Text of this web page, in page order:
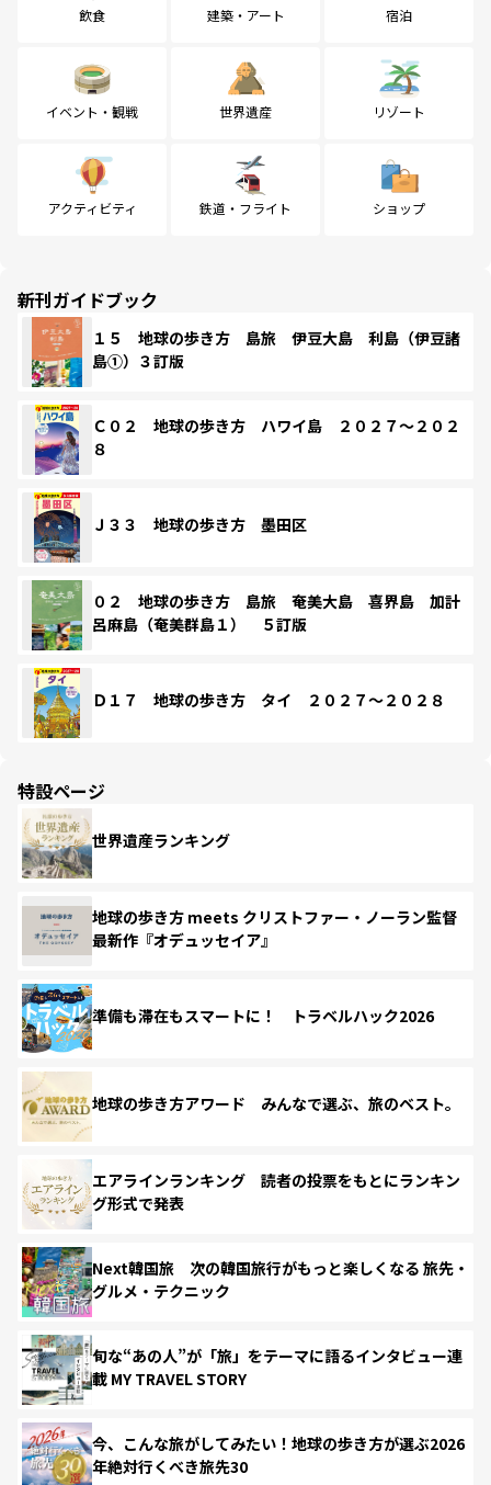
飲食 建築・アート 宿泊
イベント・観戦 世界遺産 リゾート
アクティビティ 鉄道・フライト ショップ
新刊ガイドブック
１５ 地球の歩き方 島旅 伊豆大島 利島（伊豆諸
島①）３訂版
Ｃ０２ 地球の歩き方 ハワイ島 ２０２７～２０２
８
Ｊ３３ 地球の歩き方 墨田区
０２ 地球の歩き方 島旅 奄美大島 喜界島 加計
呂麻島（奄美群島１） ５訂版
Ｄ１７ 地球の歩き方 タイ ２０２７～２０２８
特設ページ
世界遺産ランキング
地球の歩き方 meets クリストファー・ノーラン監督
最新作『オデュッセイア』
準備も滞在もスマートに！ トラベルハック2026
地球の歩き方アワード みんなで選ぶ、旅のベスト。
エアラインランキング 読者の投票をもとにランキン
グ形式で発表
Next韓国旅 次の韓国旅行がもっと楽しくなる 旅先・
グルメ・テクニック
旬な“あの人”が「旅」をテーマに語るインタビュー連
載 MY TRAVEL STORY
今、こんな旅がしてみたい！地球の歩き方が選ぶ2026
年絶対行くべき旅先30